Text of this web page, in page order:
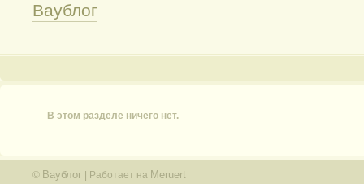
Ваублог
В этом разделе ничего нет.
© Ваублог | Работает на Meruert